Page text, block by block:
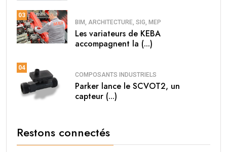
03
BIM, ARCHITECTURE, SIG, MEP
Les variateurs de KEBA
accompagnent la (...)
04
COMPOSANTS INDUSTRIELS
Parker lance le SCVOT2, un
capteur (...)
Restons connectés